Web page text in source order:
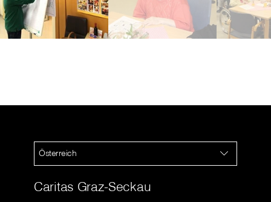
Österreich
Caritas Graz-Seckau